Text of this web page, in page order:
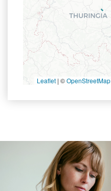
Leaflet | ©OpenStreetMap